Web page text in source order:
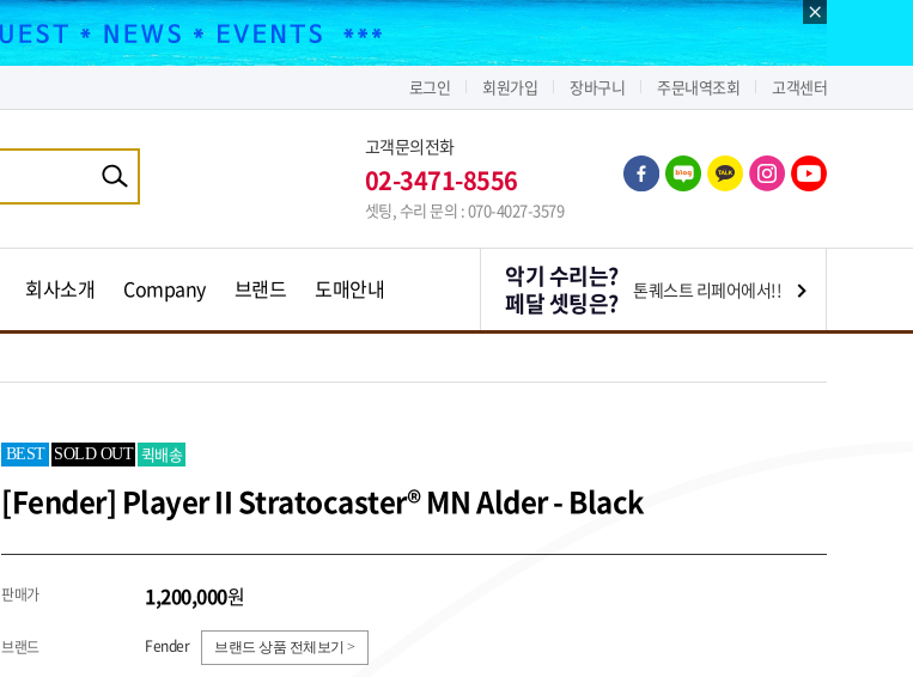
로그인 회원가입 장바구니 주문내역조회 고객센터
고객문의전화
02-3471-8556
셋팅, 수리 문의 : 070-4027-3579
회사소개 Company 브랜드 도매안내
악기 수리는?
페달 셋팅은?
톤퀘스트 리페어에서!!
BEST SOLD OUT 퀵배송
[Fender] Player II Stratocaster® MN Alder - Black
판매가 1,200,000원
브랜드 Fender 브랜드 상품 전체보기 >